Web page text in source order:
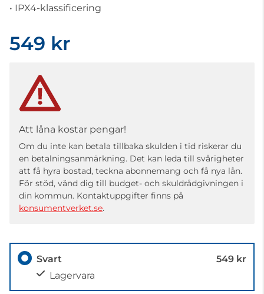
• IPX4-klassificering
549 kr
Att låna kostar pengar!
Om du inte kan betala tillbaka skulden i tid riskerar du
en betalningsanmärkning. Det kan leda till svårigheter
att få hyra bostad, teckna abonnemang och få nya lån.
För stöd, vänd dig till budget- och skuldrådgivningen i
din kommun. Kontaktuppgifter finns på
konsumentverket.se.
Svart
549 kr
Lagervara